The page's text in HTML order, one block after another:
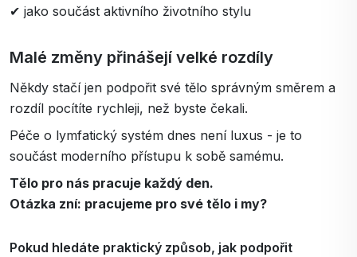
✔ jako součást aktivního životního stylu
Malé změny přinášejí velké rozdíly
Někdy stačí jen podpořit své tělo správným směrem a
rozdíl pocítíte rychleji, než byste čekali.
Péče o lymfatický systém dnes není luxus - je to
součást moderního přístupu k sobě samému.
Tělo pro nás pracuje každý den.
Otázka zní: pracujeme pro své tělo i my?
Pokud hledáte praktický způsob, jak podpořit